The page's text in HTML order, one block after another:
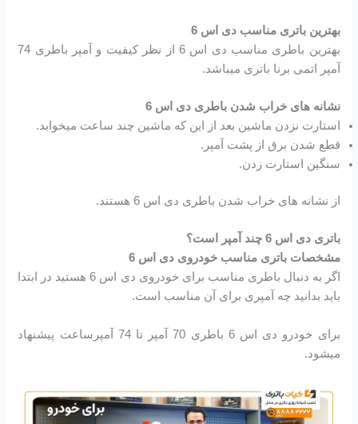
بهترین باتری مناسب دی اس 6
بهترین باطری مناسب دی اس 6 از نظر کیفیت و آمپر باطری 74
آمپر اتمی برنا باتری میباشد.
نشانه های خراب شدن باطری دی اس 6
استارت نزدن ماشین بعد از این که ماشین چند ساعت میخوابد.
قطع شدن برق از پشت آمپر.
سنگین استارت زدن.
از نشانه های خراب شدن باطری دی اس 6 هستند.
باتری دی اس 6 چند آمپر است؟
مشخصات باتری مناسب خودروی دی اس 6
اگر به دنبال باطری مناسب برای خودروی دی اس 6 هستید در ابتدا
باید بدانید چه آمپری برای آن مناسب است.
برای خودرو دی اس 6 باطری 70 آمپر تا 74 آمپرساعت پیشنهاد
میشود.